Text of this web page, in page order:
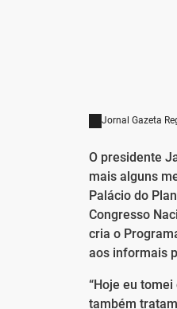
Jornal Gazeta
O presidente
mais alguns
Palácio do
Congresso
cria o
aos informais
“Hoje eu
também